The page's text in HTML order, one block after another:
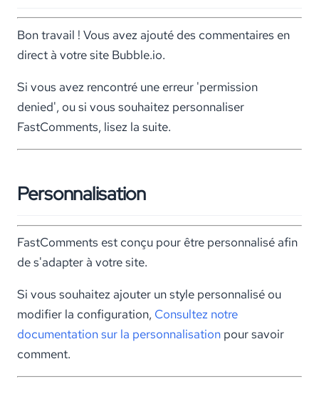
Bon travail ! Vous avez ajouté des commentaires en
direct à votre site Bubble.io.
Si vous avez rencontré une erreur 'permission
denied', ou si vous souhaitez personnaliser
FastComments, lisez la suite.
Personnalisation
FastComments est conçu pour être personnalisé afin
de s'adapter à votre site.
Si vous souhaitez ajouter un style personnalisé ou
modifier la configuration, Consultez notre
documentation sur la personnalisation pour savoir
comment.